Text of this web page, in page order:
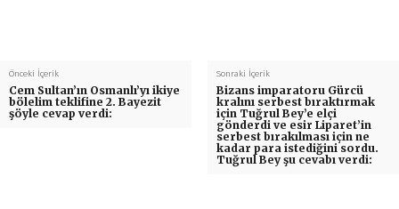
Önceki İçerik
Cem Sultan’ın Osmanlı’yı ikiye
bölelim teklifine 2. Bayezit
şöyle cevap verdi:
Sonraki İçerik
Bizans imparatoru Gürcü
kralını serbest bıraktırmak
için Tuğrul Bey’e elçi
gönderdi ve esir Liparet’in
serbest bırakılması için ne
kadar para istediğini sordu.
Tuğrul Bey şu cevabı verdi: